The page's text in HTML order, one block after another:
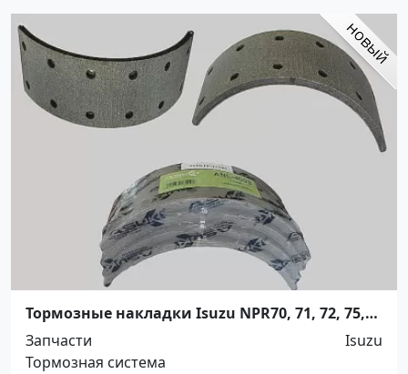
Тормозные накладки Isuzu NPR70, 71, 72, 75,
81. Распродажа! До -100%! Краснодар
Запчасти
Isuzu
Тормозная система